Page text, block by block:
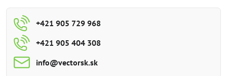
+421 905 729 968
+421 905 404 308
info​@vectorsk​.sk